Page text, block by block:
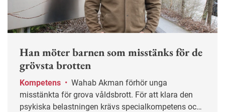
Han möter barnen som misstänks för de
grövsta brotten
Kompetens •
misstänkta för grova våldsbrott. För att klara den
psykiska belastningen krävs specialkompetens och